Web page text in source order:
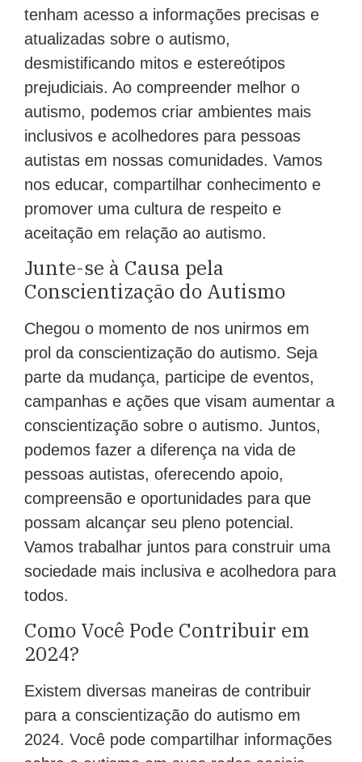
tenham acesso a informações precisas e
atualizadas sobre o autismo,
desmistificando mitos e estereótipos
prejudiciais. Ao compreender melhor o
autismo, podemos criar ambientes mais
inclusivos e acolhedores para pessoas
autistas em nossas comunidades. Vamos
nos educar, compartilhar conhecimento e
promover uma cultura de respeito e
aceitação em relação ao autismo.
Junte-se à Causa pela
Conscientização do Autismo
Chegou o momento de nos unirmos em
prol da conscientização do autismo. Seja
parte da mudança, participe de eventos,
campanhas e ações que visam aumentar a
conscientização sobre o autismo. Juntos,
podemos fazer a diferença na vida de
pessoas autistas, oferecendo apoio,
compreensão e oportunidades para que
possam alcançar seu pleno potencial.
Vamos trabalhar juntos para construir uma
sociedade mais inclusiva e acolhedora para
todos.
Como Você Pode Contribuir em
2024?
Existem diversas maneiras de contribuir
para a conscientização do autismo em
2024. Você pode compartilhar informações